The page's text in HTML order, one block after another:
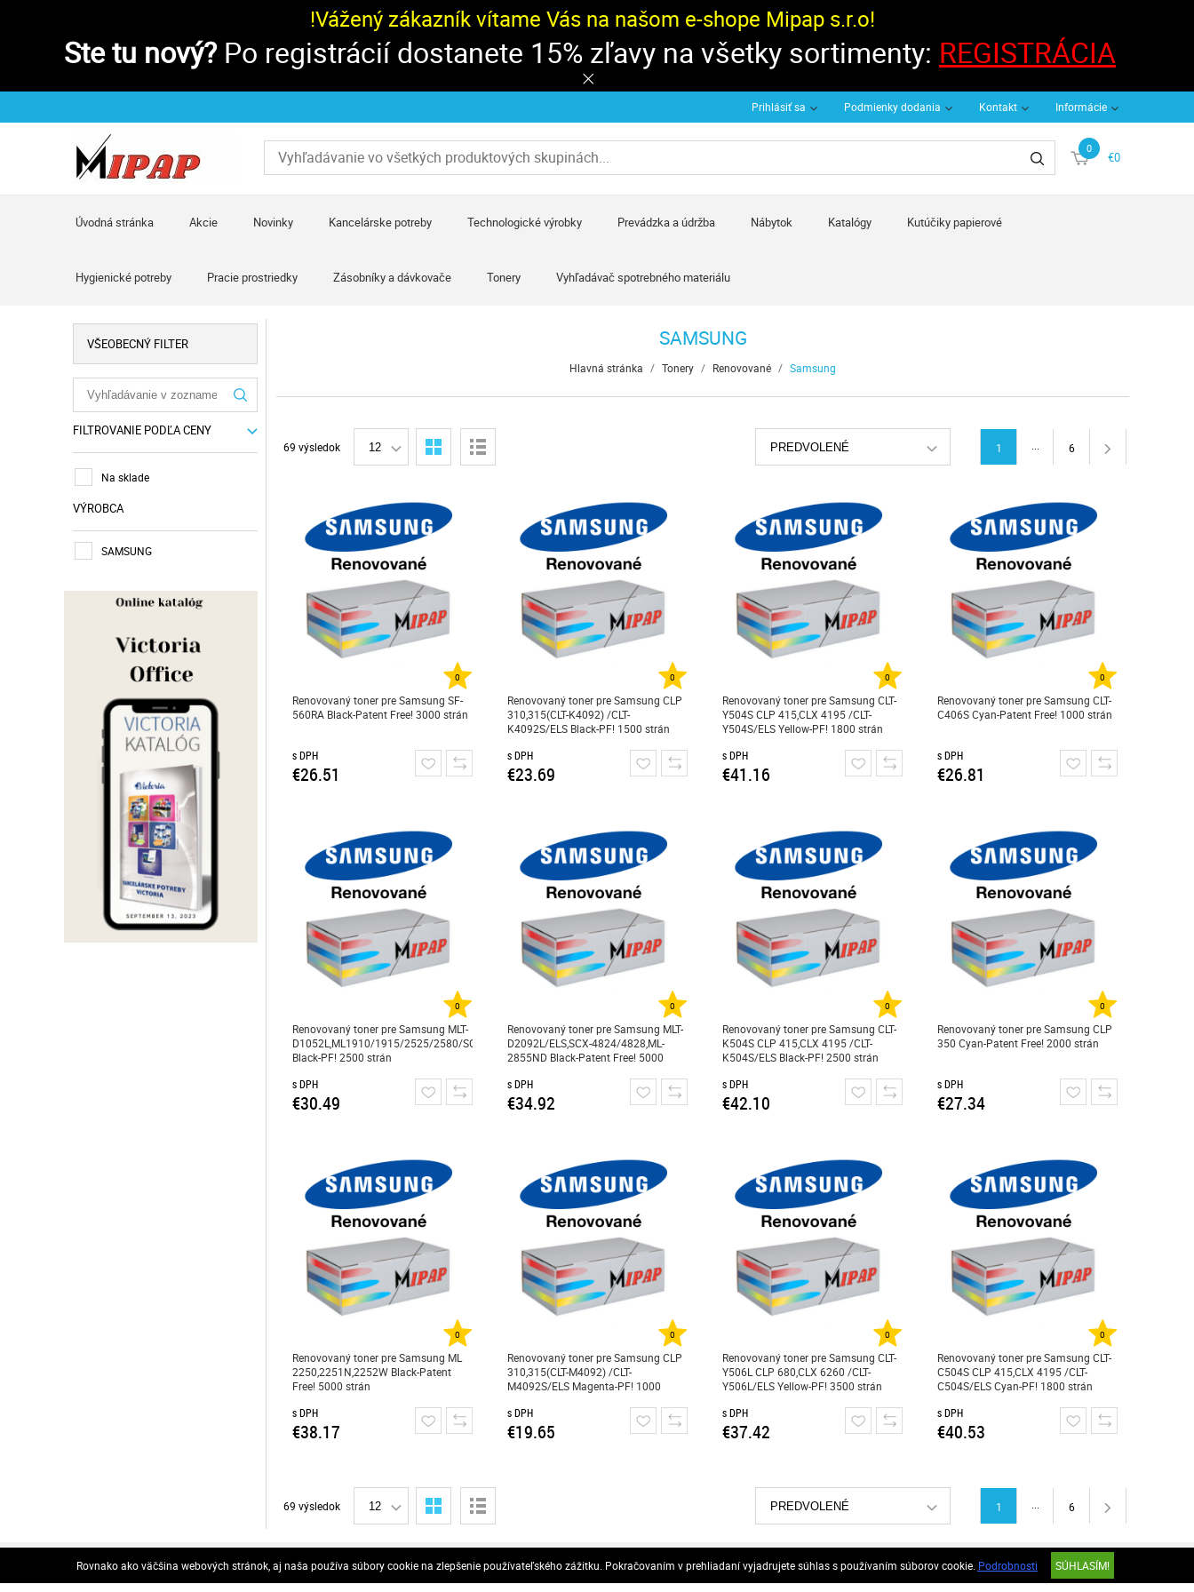
!Vážený zákazník vítame Vás na našom e-shope Mipap s.r.o!
Ste tu nový?Po registrácií dostanete 15% zľavy na všetky sortimenty: REGISTRÁCIA
Prihlásiť sa Podmienky dodania Kontakt Informácie
0
€0
Úvodná stránka Akcie Novinky Kancelárske potreby Technologické výrobky Prevádzka a údržba Nábytok Katalógy Kutúčiky papierové
Hygienické potreby Pracie prostriedky Zásobníky a dávkovače Tonery Vyhľadávač spotrebného materiálu
VŠEOBECNÝ FILTER
FILTROVANIE PODĽA CENY
Na sklade
VÝROBCA
SAMSUNG
SAMSUNG
Hlavná stránka / Tonery / Renovované / Samsung
69 výsledok 12 PREDVOLENÉ 1 6
0
Renovovaný toner pre Samsung SF-
560RA Black-Patent Free! 3000 strán
s DPH
€26.51
0
Renovovaný toner pre Samsung CLP
310,315(CLT-K4092) /CLT-
K4092S/ELS Black-PF! 1500 strán
s DPH
€23.69
0
Renovovaný toner pre Samsung CLT-
Y504S CLP 415,CLX 4195 /CLT-
Y504S/ELS Yellow-PF! 1800 strán
s DPH
€41.16
0
Renovovaný toner pre Samsung CLT-
C406S Cyan-Patent Free! 1000 strán
s DPH
€26.81
0
Renovovaný toner pre Samsung MLT-
D1052L,ML1910/1915/2525/2580/SCX4600/4606/4623
Black-PF! 2500 strán
s DPH
€30.49
0
Renovovaný toner pre Samsung MLT-
D2092L/ELS,SCX-4824/4828,ML-
2855ND Black-Patent Free! 5000
s DPH
€34.92
0
Renovovaný toner pre Samsung CLT-
K504S CLP 415,CLX 4195 /CLT-
K504S/ELS Black-PF! 2500 strán
s DPH
€42.10
0
Renovovaný toner pre Samsung CLP
350 Cyan-Patent Free! 2000 strán
s DPH
€27.34
0
Renovovaný toner pre Samsung ML
2250,2251N,2252W Black-Patent
Free! 5000 strán
s DPH
€38.17
0
Renovovaný toner pre Samsung CLP
310,315(CLT-M4092) /CLT-
M4092S/ELS Magenta-PF! 1000
s DPH
€19.65
0
Renovovaný toner pre Samsung CLT-
Y506L CLP 680,CLX 6260 /CLT-
Y506L/ELS Yellow-PF! 3500 strán
s DPH
€37.42
0
Renovovaný toner pre Samsung CLT-
C504S CLP 415,CLX 4195 /CLT-
C504S/ELS Cyan-PF! 1800 strán
s DPH
€40.53
69 výsledok 12 PREDVOLENÉ 1 6
DODANIE
Kontakty
Všeobecné obchodné podmienky
Zásady ochrany osobných údajov
(GDPR)
Rovnako ako väčšina webových stránok, aj naša používa súbory cookie na zlepšenie používateľského zážitku. Pokračovaním v prehliadaní vyjadrujete súhlas s používaním súborov cookie. Podrobnosti SÚHLASÍM!